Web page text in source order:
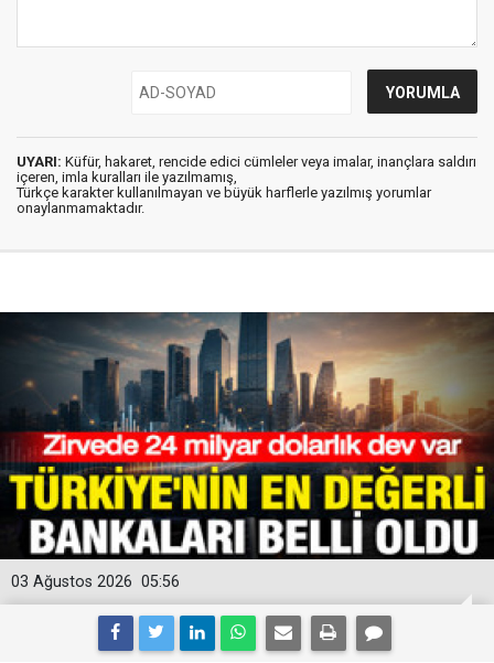
UYARI: Küfür, hakaret, rencide edici cümleler veya imalar, inançlara saldırı
içeren, imla kuralları ile yazılmamış,
Türkçe karakter kullanılmayan ve büyük harflerle yazılmış yorumlar
onaylanmamaktadır.
05:56
03 Ağustos 2026